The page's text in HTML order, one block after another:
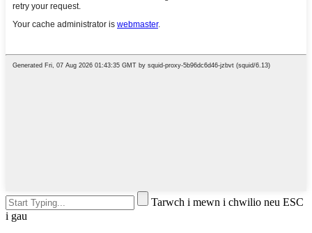
Tarwch i mewn i chwilio neu ESC
i gau